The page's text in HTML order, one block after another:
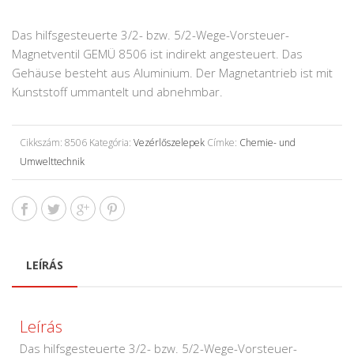
Das hilfsgesteuerte 3/2- bzw. 5/2-Wege-Vorsteuer-
Magnetventil GEMÜ 8506 ist indirekt angesteuert. Das
Gehäuse besteht aus Aluminium. Der Magnetantrieb ist mit
Kunststoff ummantelt und abnehmbar.
Cikkszám: 8506 Kategória: Vezérlőszelepek Címke: Chemie- und
Umwelttechnik
LEÍRÁS
Leírás
Das hilfsgesteuerte 3/2- bzw. 5/2-Wege-Vorsteuer-